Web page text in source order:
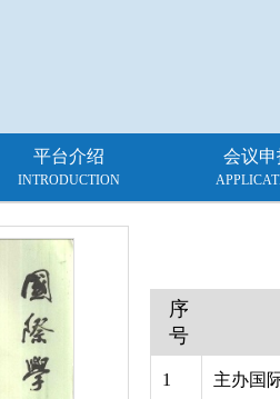
平台介绍
INTRODUCTION
会议申
序
号
1 主办国